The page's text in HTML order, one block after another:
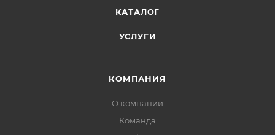
КАТАЛОГ
УСЛУГИ
КОМПАНИЯ
О компании
Команда